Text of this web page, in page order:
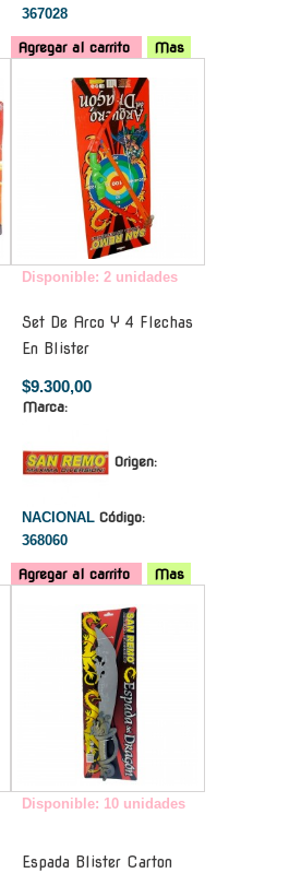
367028
Agregar al carrito
Mas
Disponible: 2 unidades
Set De Arco Y 4 Flechas
En Blister
$9.300,00
Marca:
Origen:
NACIONAL Código:
368060
Agregar al carrito
Mas
Disponible: 10 unidades
Espada Blister Carton